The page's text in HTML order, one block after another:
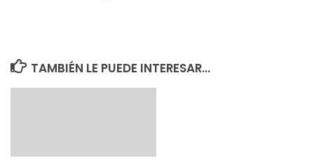
TAMBIÉN LE PUEDE INTERESAR...